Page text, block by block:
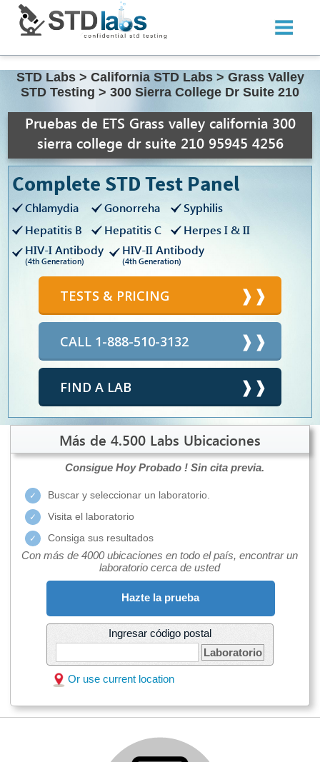
STD Labs > California STD Labs > Grass Valley
STD Testing > 300 Sierra College Dr Suite 210
Pruebas de ETS Grass valley california 300
sierra college dr suite 210 95945 4256
Complete STD Test Panel
Chlamydia Gonorreha
Syphilis
Hepatitis B
Hepatitis C
Herpes I & II
HIV-I Antibody
(4th Generation)
HIV-II Antibody
(4th Generation)
TESTS & PRICING
CALL 1-888-510-3132
FIND A LAB
Más de 4.500 Labs Ubicaciones
Consigue Hoy Probado ! Sin cita previa.
Buscar y seleccionar un laboratorio.
Visita el laboratorio
Consiga sus resultados
Con más de 4000 ubicaciones en todo el país, encontrar un
laboratorio cerca de usted
Hazte la prueba
Ingresar código postal
Laboratorio
Or use current location